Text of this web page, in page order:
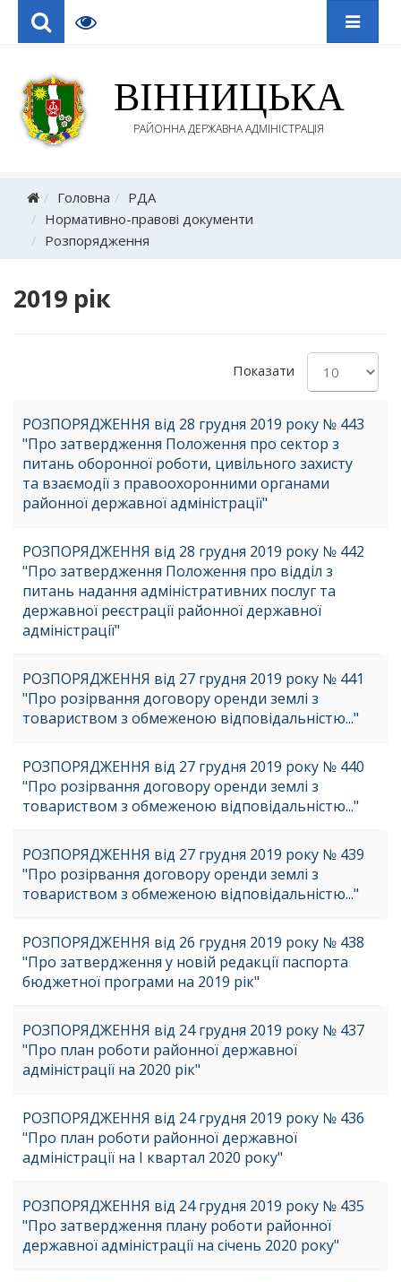
ВІННИЦЬКА
РАЙОННА ДЕРЖАВНА АДМІНІСТРАЦІЯ
Головна
РДА
Нормативно-правові документи
Розпорядження
2019 рік
Показати
РОЗПОРЯДЖЕННЯ від 28 грудня 2019 року № 443
"Про затвердження Положення про сектор з
питань оборонної роботи, цивільного захисту
та взаємодії з правоохоронними органами
районної державної адміністрації"
РОЗПОРЯДЖЕННЯ від 28 грудня 2019 року № 442
"Про затвердження Положення про відділ з
питань надання адміністративних послуг та
державної реєстрації районної державної
адміністрації"
РОЗПОРЯДЖЕННЯ від 27 грудня 2019 року № 441
"Про розірвання договору оренди землі з
товариством з обмеженою відповідальністю..."
РОЗПОРЯДЖЕННЯ від 27 грудня 2019 року № 440
"Про розірвання договору оренди землі з
товариством з обмеженою відповідальністю..."
РОЗПОРЯДЖЕННЯ від 27 грудня 2019 року № 439
"Про розірвання договору оренди землі з
товариством з обмеженою відповідальністю..."
РОЗПОРЯДЖЕННЯ від 26 грудня 2019 року № 438
"Про затвердження у новій редакції паспорта
бюджетної програми на 2019 рік"
РОЗПОРЯДЖЕННЯ від 24 грудня 2019 року № 437
"Про план роботи районної державної
адміністрації на 2020 рік"
РОЗПОРЯДЖЕННЯ від 24 грудня 2019 року № 436
"Про план роботи районної державної
адміністрації на І квартал 2020 року"
РОЗПОРЯДЖЕННЯ від 24 грудня 2019 року № 435
"Про затвердження плану роботи районної
державної адміністрації на січень 2020 року"